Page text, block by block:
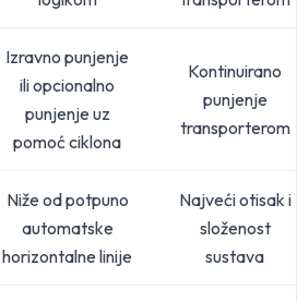
Izravno punjenje
ili opcionalno
punjenje uz
pomoć ciklona
Kontinuirano
punjenje
transporterom
Niže od potpuno
automatske
horizontalne linije
Najveći otisak i
složenost
sustava